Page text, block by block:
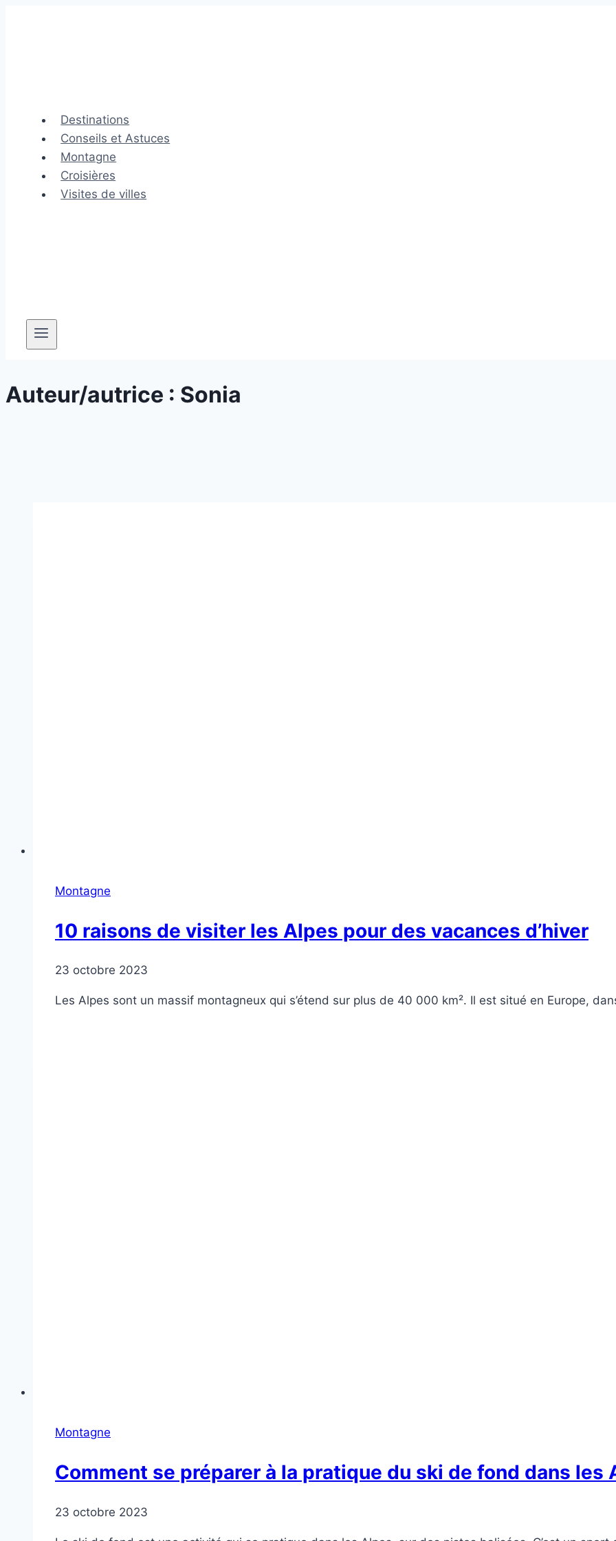
Destinations
Conseils et Astuces
Montagne
Croisières
Visites de villes
Auteur/autrice : Sonia
Montagne
10 raisons de visiter les Alpes pour des vacances d’hiver
23 octobre 2023
Les Alpes sont un massif montagneux qui s’étend sur plus de 40 000 km². Il est situé en Europe,
Montagne
Comment se préparer à la pratique du ski de fond dans les
23 octobre 2023